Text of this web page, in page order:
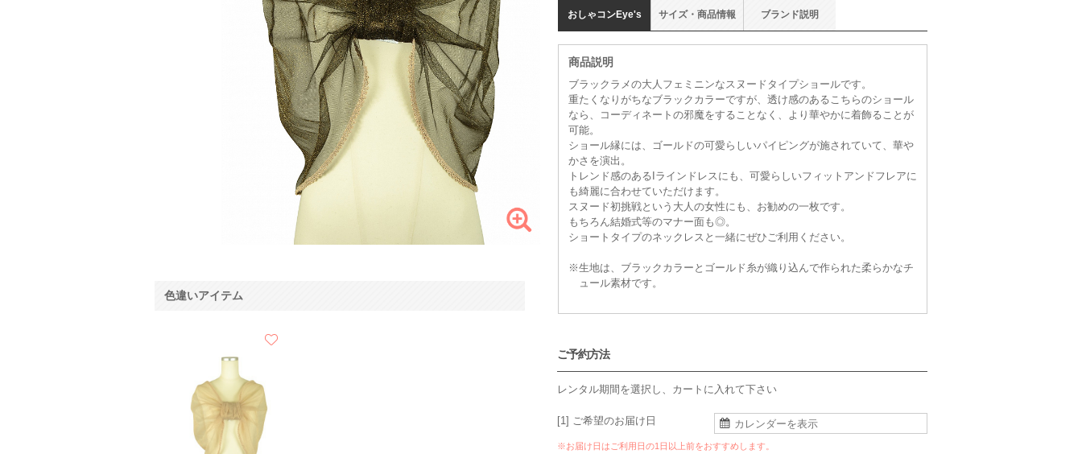
おしゃコンEye's
商品説明
ブラックラメの大人フェミニンなスヌードタイプショールです。
重たくなりがちなブラックカラーですが、透け感のあるこちらのショール
なら、コーディネートの邪魔をすることなく、より華やかに着飾ることが
可能。
ショール縁には、ゴールドの可愛らしいパイピングが施されていて、華や
かさを演出。
トレンド感のあるIラインドレスにも、可愛らしいフィットアンドフレアに
も綺麗に合わせていただけます。
スヌード初挑戦という大人の女性にも、お勧めの一枚です。
もちろん結婚式等のマナー面も◎。
ショートタイプのネックレスと一緒にぜひご利用ください。
※生地は、ブラックカラーとゴールド糸が織り込んで作られた柔らかなチ
ュール素材です。
サイズ・ 商品情報 ブランド説明
ご予約方法
レンタル期間を選択し、カートに入れて下さい
[1] ご希望のお届け日
※お届け日はご利用日の1日以上前をおすすめします。
色違いアイテム